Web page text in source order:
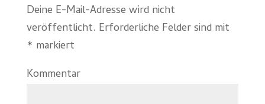
Deine E-Mail-Adresse wird nicht
veröffentlicht. Erforderliche Felder sind mit
* markiert
Kommentar